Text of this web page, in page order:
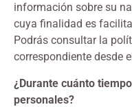
información sobre su
cuya finalidad es
Podrás consultar la
correspondiente desde
¿Durante cuánto
personales?